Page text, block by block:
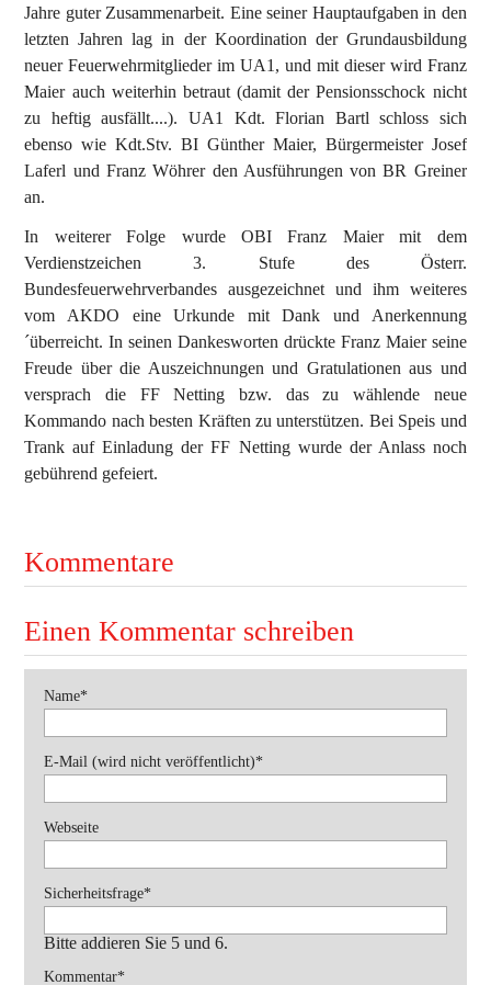
Jahre guter Zusammenarbeit. Eine seiner Hauptaufgaben in den
letzten Jahren lag in der Koordination der Grundausbildung
neuer Feuerwehrmitglieder im UA1, und mit dieser wird Franz
Maier auch weiterhin betraut (damit der Pensionsschock nicht
zu heftig ausfällt....). UA1 Kdt. Florian Bartl schloss sich
ebenso wie Kdt.Stv. BI Günther Maier, Bürgermeister Josef
Laferl und Franz Wöhrer den Ausführungen von BR Greiner
an.
In weiterer Folge wurde OBI Franz Maier mit dem
Verdienstzeichen 3. Stufe des Österr.
Bundesfeuerwehrverbandes ausgezeichnet und ihm weiteres
vom AKDO eine Urkunde mit Dank und Anerkennung
´überreicht. In seinen Dankesworten drückte Franz Maier seine
Freude über die Auszeichnungen und Gratulationen aus und
versprach die FF Netting bzw. das zu wählende neue
Kommando nach besten Kräften zu unterstützen. Bei Speis und
Trank auf Einladung der FF Netting wurde der Anlass noch
gebührend gefeiert.
Kommentare
Einen Kommentar schreiben
Pflichtfeld
Name*
Pflichtfeld
E-Mail (wird nicht veröffentlicht)*
Webseite
Pflichtfeld
Sicherheitsfrage*
Bitte addieren Sie 5 und 6.
Pflichtfeld
Kommentar*